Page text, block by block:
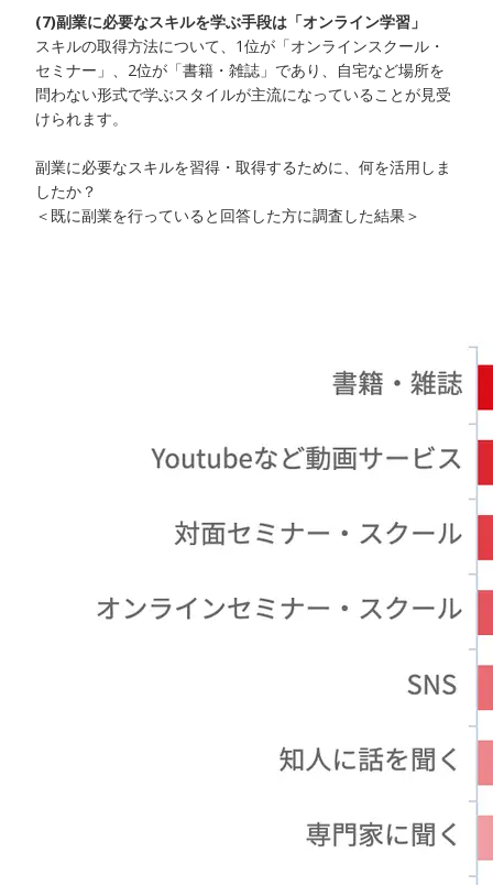
(7)副業に必要なスキルを学ぶ手段は「オンライン学習」
スキルの取得方法について、1位が「オンラインスクール・
セミナー」、2位が「書籍・雑誌」であり、自宅など場所を
問わない形式で学ぶスタイルが主流になっていることが見受
けられます。
副業に必要なスキルを習得・取得するために、何を活用しま
したか？
＜既に副業を行っていると回答した方に調査した結果＞